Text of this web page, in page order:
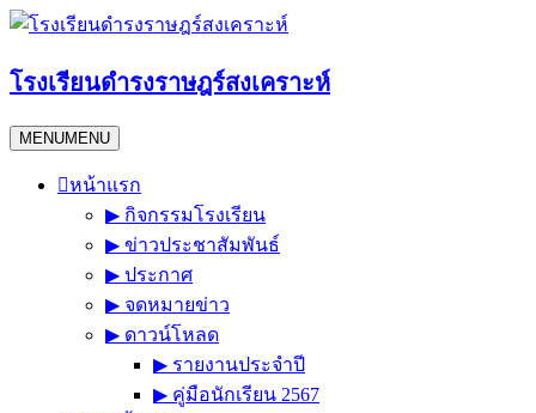
Skip
โรงเรียนดำรงราษฎร์สงเคราะห์
MENUMENU
หน้าแรก
▶︎ กิจกรรมโรงเรียน
▶︎ ข่าวประชาสัมพันธ์
▶︎ ประกาศ
▶︎ จดหมายข่าว
▶︎ ดาวน์โหลด
▶︎ รายงานประจำปี
▶︎ คู่มือนักเรียน 2567